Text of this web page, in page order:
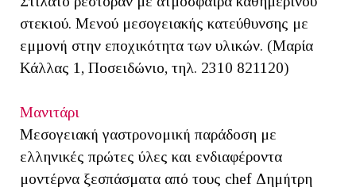
στεκιού. Μενού μεσογειακής κατεύθυνσης με
εμμονή στην εποχικότητα των υλικών. (Μαρία
Κάλλας 1, Ποσειδώνιο, τηλ. 2310 821120)
Μανιτάρι
Μεσογειακή γαστρονομική παράδοση με
ελληνικές πρώτες ύλες και ενδιαφέροντα
μοντέρνα ξεσπάσματα από τους chef Δημήτρη